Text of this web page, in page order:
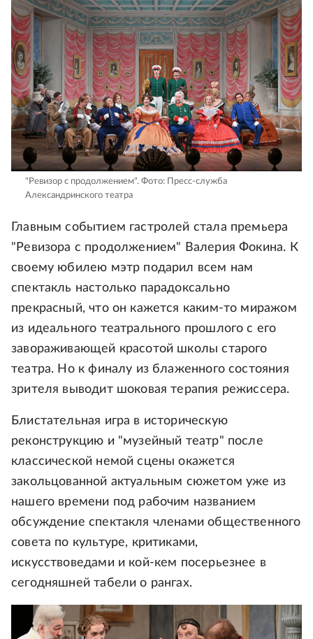
"Ревизор с продолжением". Фото: Пресс-служба
Александринского театра
Главным событием гастролей стала премьера
"Ревизора с продолжением" Валерия Фокина. К
своему юбилею мэтр подарил всем нам
спектакль настолько парадоксально
прекрасный, что он кажется каким-то миражом
из идеального театрального прошлого с его
завораживающей красотой школы старого
театра. Но к финалу из блаженного состояния
зрителя выводит шоковая терапия режиссера.
Блистательная игра в историческую
реконструкцию и "музейный театр" после
классической немой сцены окажется
закольцованной актуальным сюжетом уже из
нашего времени под рабочим названием
обсуждение спектакля членами общественного
совета по культуре, критиками,
искусствоведами и кой-кем посерьезнее в
сегодняшней табели о рангах.